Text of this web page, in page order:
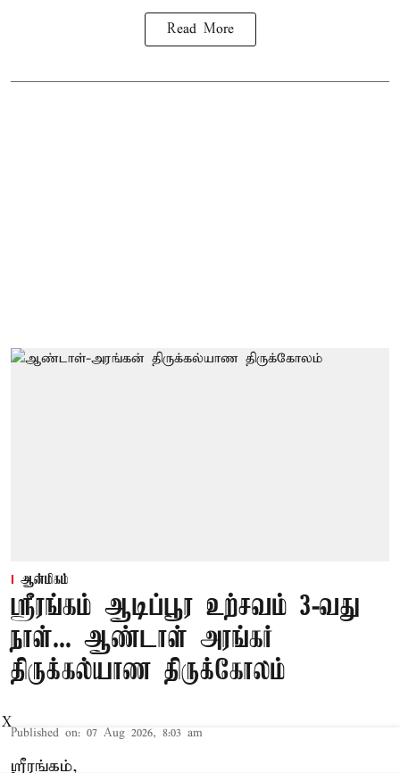
Read More
ஆன்மிகம்
ஸ்ரீரங்கம் ஆடிப்பூர உற்சவம் 3-வது
நாள்... ஆண்டாள் அரங்கர்
திருக்கல்யாண திருக்கோலம்
Published on: 07 Aug 2026, 8:03 am
ஸ்ரீரங்கம்,
X